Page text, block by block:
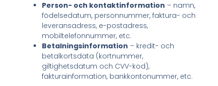
Person- och kontaktinformation – namn,
födelsedatum, personnummer, faktura- och
leveransadress, e-postadress,
mobiltelefonnummer, etc.
Betalningsinformation – kredit- och
betalkortsdata (kortnummer,
giltighetsdatum och CVV-kod),
fakturainformation, bankkontonummer, etc.